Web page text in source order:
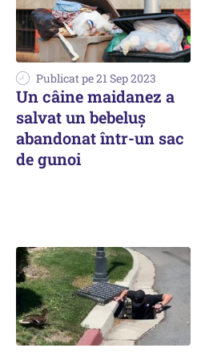
Publicat pe 21 Sep 2023
Un câine maidanez a
salvat un bebeluș
abandonat într-un sac
de gunoi